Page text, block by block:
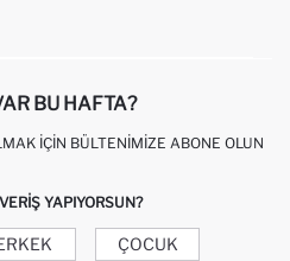
BU HAFTA?
İÇIN BÜLTENIMIZE ABONE OLUN
YAPIYORSUN?
ÇOCUK